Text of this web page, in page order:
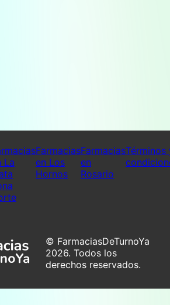
La
Farmacias
en Los
Hornos
Farmacias
en
Rosario
Términos
© FarmaciasDeTurnoYa
2026. Todos los
derechos reservados.